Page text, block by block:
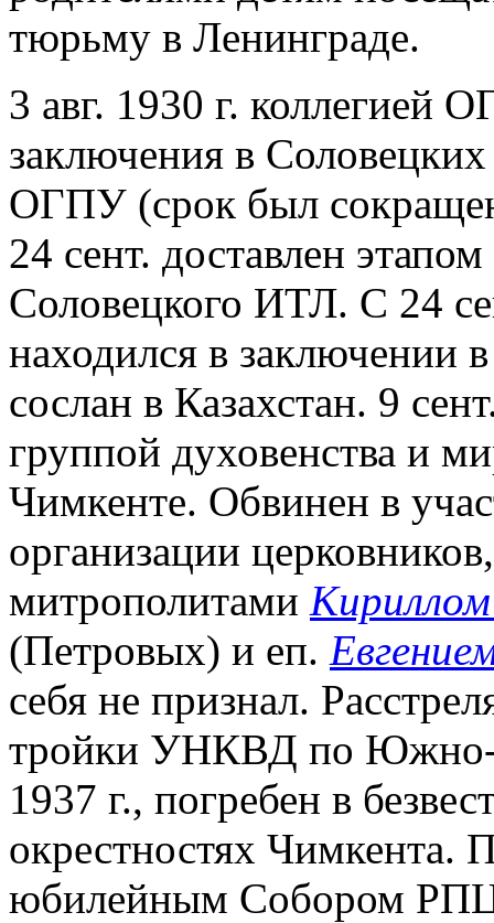
тюрьму в Ленинграде.
3 авг. 1930 г. коллегией
заключения в
ОГПУ (срок был
24 сент. доставлен
Соловецкого ИТЛ. С 24
находился в заключении
сослан в Казахстан. 9
группой духовенства и
Чимкенте. Обвинен в
организации
митрополитами
(Петровых) и еп.
себя не признал.
тройки УНКВД по Южно-
1937 г., погребен в
окрестностях Чимкента.
юбилейным Собором